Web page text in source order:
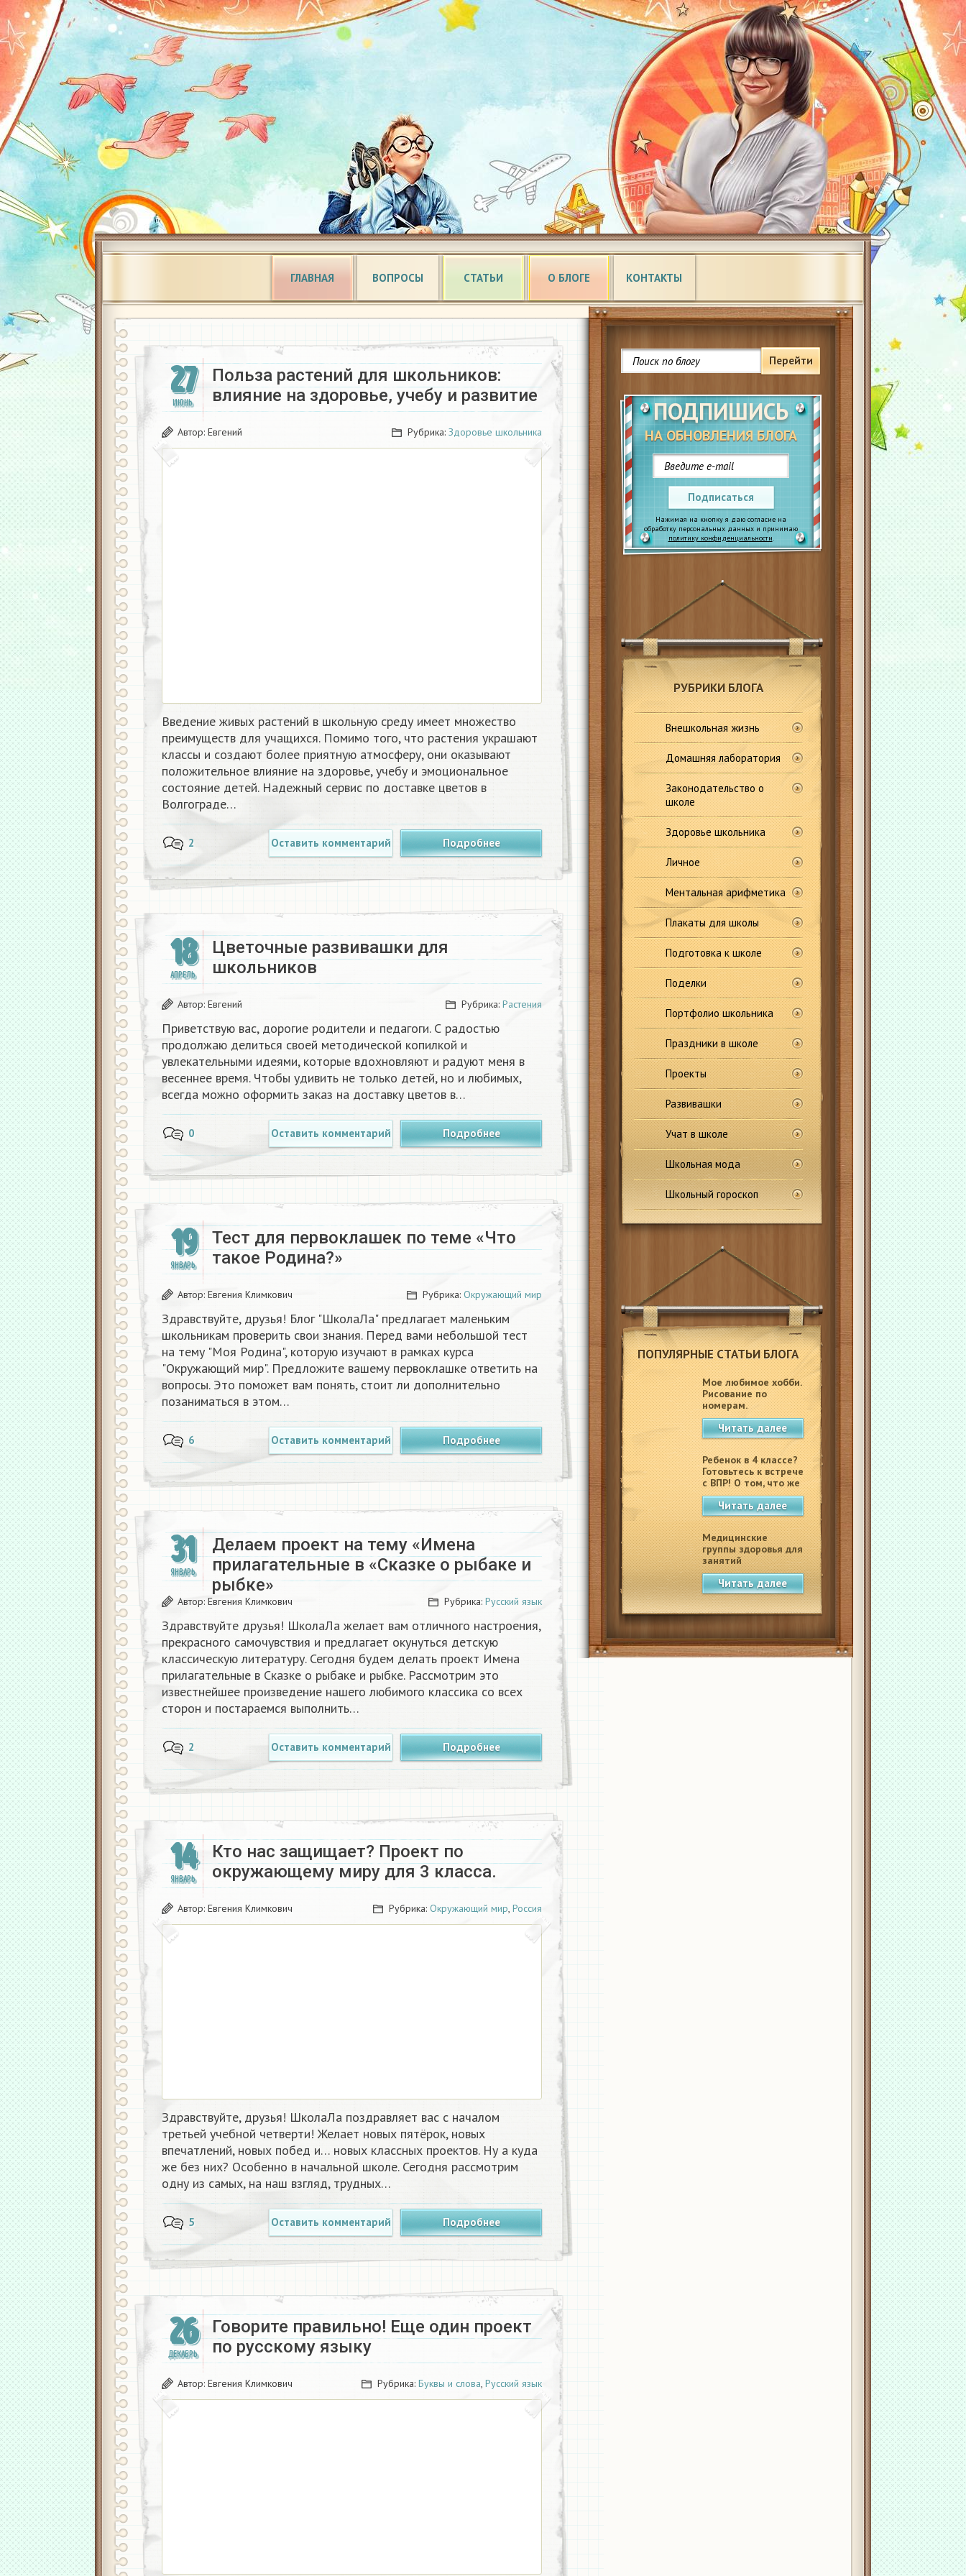
ГЛАВНАЯ ВОПРОСЫ СТАТЬИ О БЛОГЕ КОНТАКТЫ
Перейти
ПОДПИШИСЬ
НА ОБНОВЛЕНИЯ БЛОГА
Подписаться
Нажимая на кнопку я даю согласие на
обработку персональных данных и принимаю
политику конфиденциальности.
РУБРИКИ БЛОГА
Внешкольная жизнь
Домашняя лаборатория
Законодательство о
школе
Здоровье школьника
Личное
Ментальная арифметика
Плакаты для школы
Подготовка к школе
Поделки
Портфолио школьника
Праздники в школе
Проекты
Развивашки
Учат в школе
Школьная мода
Школьный гороскоп
ПОПУЛЯРНЫЕ СТАТЬИ БЛОГА
Мое любимое хобби.
Рисование по
номерам.
Читать далее
Ребенок в 4 классе?
Готовьтесь к встрече
с ВПР! О том, что же
это такое.
Читать далее
Медицинские
группы здоровья для
занятий
физкультурой в
школеЧитать далее
27
ИЮНЬ
Польза растений для школьников:
влияние на здоровье, учебу и развитие
Автор: Евгений Рубрика: Здоровье школьника
Введение живых растений в школьную среду имеет множество
преимуществ для учащихся. Помимо того, что растения украшают
классы и создают более приятную атмосферу, они оказывают
положительное влияние на здоровье, учебу и эмоциональное
состояние детей. Надежный сервис по доставке цветов в
Волгограде…
2 Подробнее
Оставить комментарий
18
АПРЕЛЬ
Цветочные развивашки для
школьников
Автор: Евгений Рубрика: Растения
Приветствую вас, дорогие родители и педагоги. С радостью
продолжаю делиться своей методической копилкой и
увлекательными идеями, которые вдохновляют и радуют меня в
весеннее время. Чтобы удивить не только детей, но и любимых,
всегда можно оформить заказ на доставку цветов в…
0 Подробнее
Оставить комментарий
19
ЯНВАРЬ
Тест для первоклашек по теме «Что
такое Родина?»
Автор: Евгения Климкович Рубрика: Окружающий мир
Здравствуйте, друзья! Блог "ШколаЛа" предлагает маленьким
школьникам проверить свои знания. Перед вами небольшой тест
на тему "Моя Родина", которую изучают в рамках курса
"Окружающий мир". Предложите вашему первоклашке ответить на
вопросы. Это поможет вам понять, стоит ли дополнительно
позаниматься в этом…
6 Подробнее
Оставить комментарий
31
ЯНВАРЬ
Делаем проект на тему «Имена
прилагательные в «Сказке о рыбаке и
рыбке»
Автор: Евгения Климкович Рубрика: Русский язык
Здравствуйте друзья! ШколаЛа желает вам отличного настроения,
прекрасного самочувствия и предлагает окунуться детскую
классическую литературу. Сегодня будем делать проект Имена
прилагательные в Сказке о рыбаке и рыбке. Рассмотрим это
известнейшее произведение нашего любимого классика со всех
сторон и постараемся выполнить…
2 Подробнее
Оставить комментарий
14
ЯНВАРЬ
Кто нас защищает? Проект по
окружающему миру для 3 класса.
Автор: Евгения Климкович Рубрика: Окружающий мир, Россия
Здравствуйте, друзья! ШколаЛа поздравляет вас с началом
третьей учебной четверти! Желает новых пятёрок, новых
впечатлений, новых побед и… новых классных проектов. Ну а куда
же без них? Особенно в начальной школе. Сегодня рассмотрим
одну из самых, на наш взгляд, трудных…
5 Подробнее
Оставить комментарий
26
ДЕКАБРЬ
Говорите правильно! Еще один проект
по русскому языку
Автор: Евгения Климкович Рубрика: Буквы и слова, Русский язык